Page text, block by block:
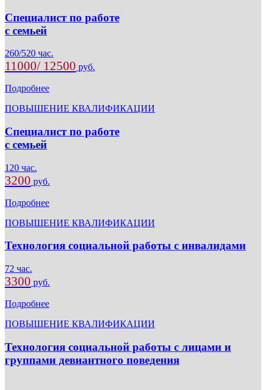
Специалист по работе
с семьей
260/520 час.
11000/ 12500 руб.
Подробнее
ПОВЫШЕНИЕ КВАЛИФИКАЦИИ
Специалист по работе
с семьей
120 час.
3200 руб.
Подробнее
ПОВЫШЕНИЕ КВАЛИФИКАЦИИ
Технология социальной работы с инвалидами
72 час.
3300 руб.
Подробнее
ПОВЫШЕНИЕ КВАЛИФИКАЦИИ
Технология социальной работы с лицами и
группами девиантного поведения